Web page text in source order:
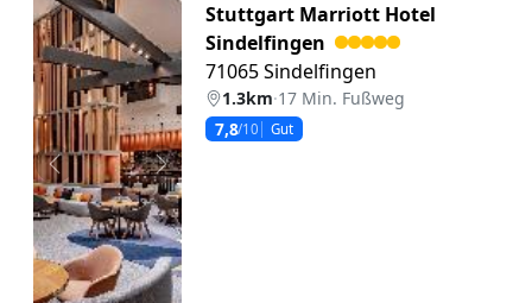
Zurück Weiter
Stuttgart Marriott Hotel
Sindelfingen
71065 Sindelfingen
1.3km·17 Min. Fußweg
7,8/10 Gut